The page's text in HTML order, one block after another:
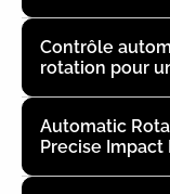
Contrôle
rotation pour
Automatic
Precise